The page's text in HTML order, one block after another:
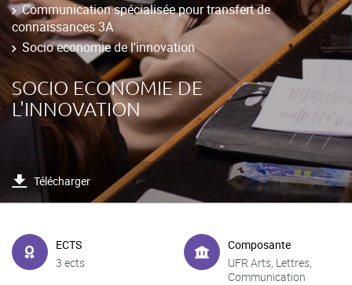
Communication spécialisée pour transfert de
connaissances 3A
Socio economie de l'innovation
SOCIO ECONOMIE DE
L'INNOVATION
Télécharger
ECTS
3 ects
Composante
UFR Arts, Lettres,
Communication